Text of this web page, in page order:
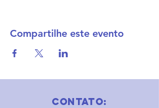
Compartilhe este evento
Contato: